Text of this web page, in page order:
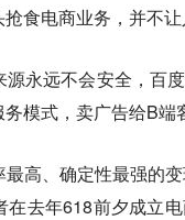
食电商业务，并不让
永远不会安全，百
模式，卖广告给B端
高、确定性最强的
去年618前夕成立